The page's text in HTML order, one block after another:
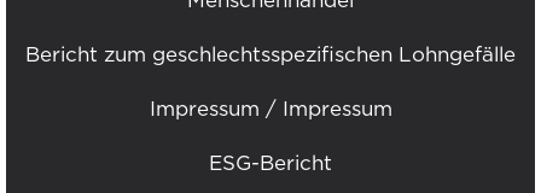
Bericht zum geschlechtsspezifischen Lohngefälle
Impressum / Impressum
ESG-Bericht